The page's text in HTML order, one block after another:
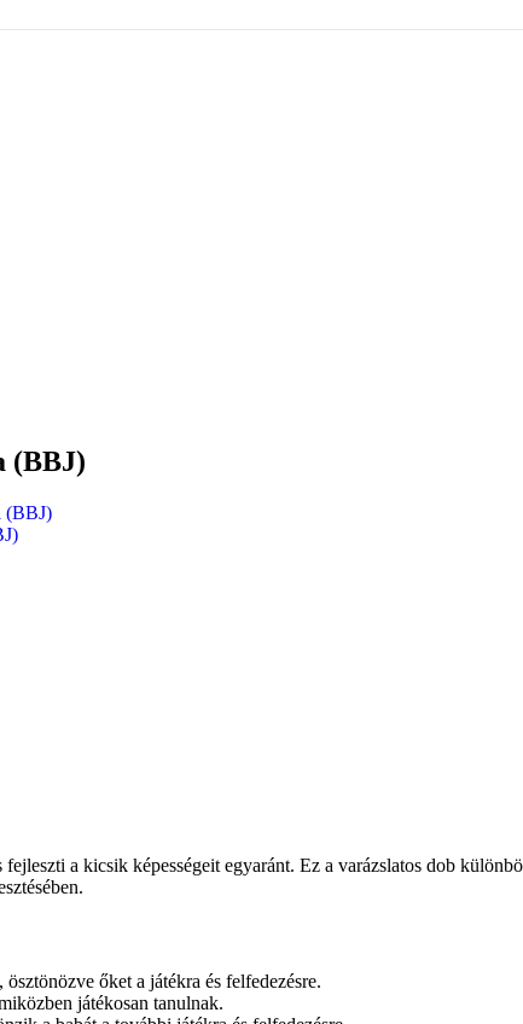
(BBJ)
(BBJ)
a kicsik képességeit egyaránt. Ez a varázslatos dob
őket a játékra és felfedezésre.
játékosan tanulnak.